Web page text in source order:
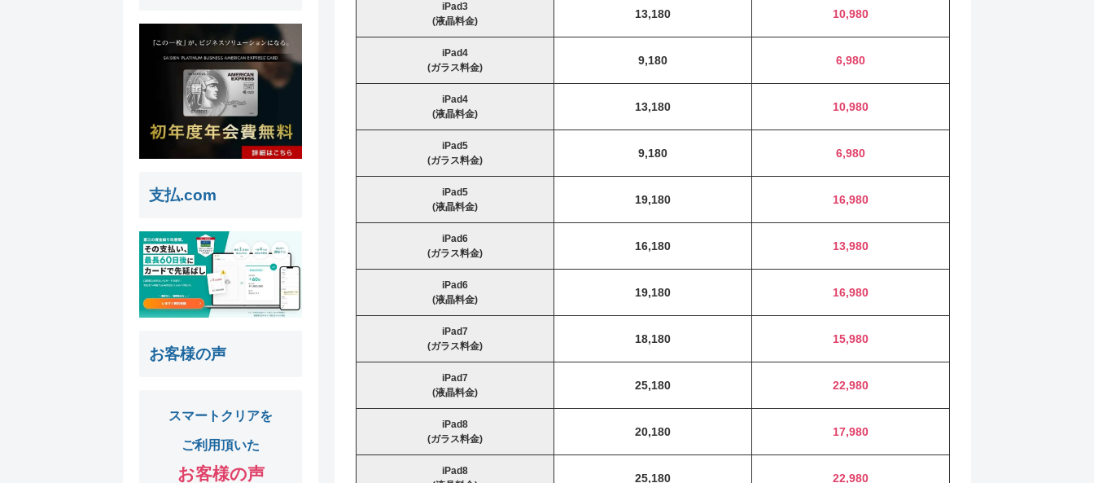
iPad3
(液晶料金)
13,180 10,980
iPad4
(ガラス料金)
9,180 6,980
iPad4
(液晶料金)
13,180 10,980
iPad5
(ガラス料金)
9,180 6,980
iPad5
(液晶料金)
19,180 16,980
iPad6
(ガラス料金)
16,180 13,980
iPad6
(液晶料金)
19,180 16,980
iPad7
(ガラス料金)
18,180 15,980
iPad7
(液晶料金)
25,180 22,980
iPad8
(ガラス料金)
20,180 17,980
iPad8
25,180 22,980
支払.com
お客様の声
スマートクリアを
ご利用頂いた
お客様の声